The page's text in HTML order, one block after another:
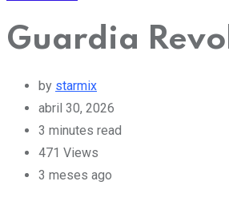
Guardia
by starmix
abril 30, 2026
3 minutes read
471 Views
3 meses ago